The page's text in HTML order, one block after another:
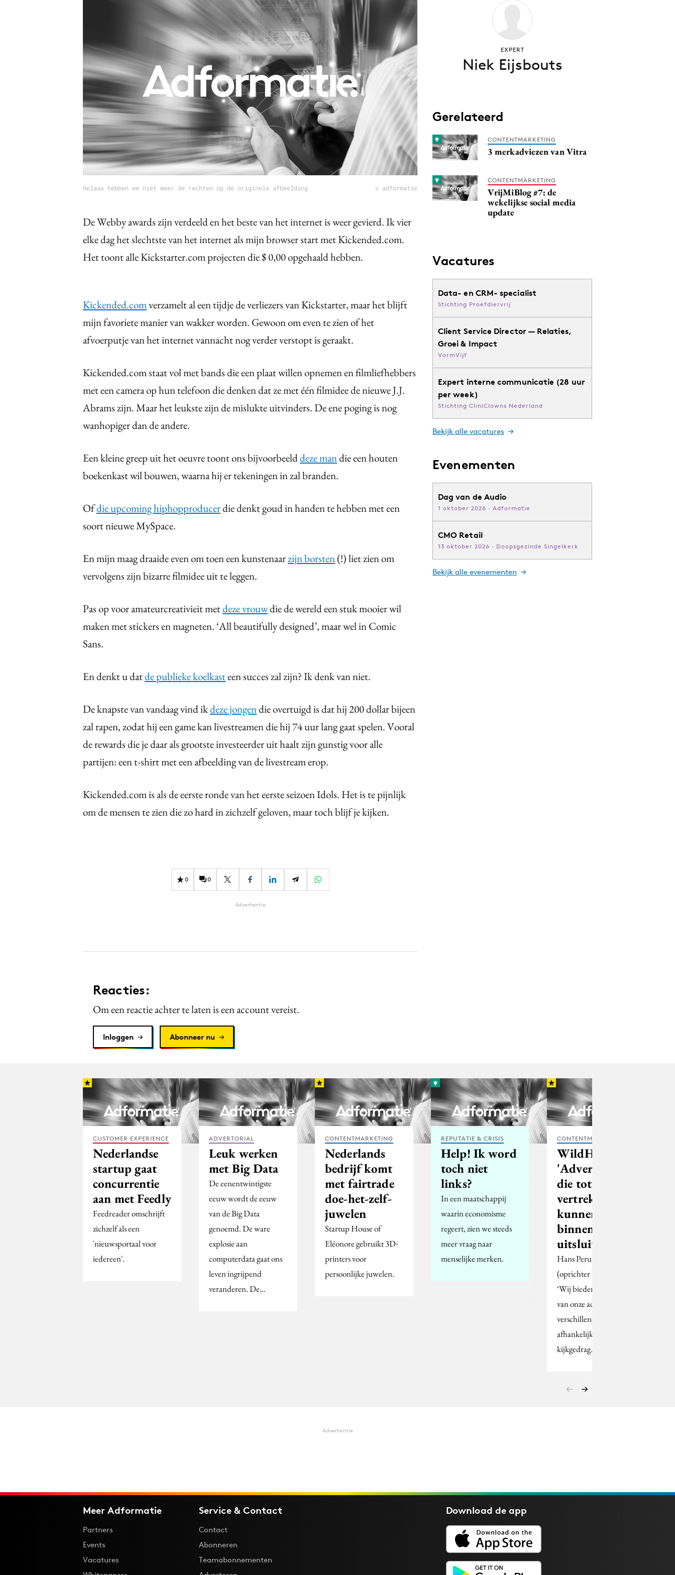
Gedragsverandering
Influencer marketing
Interne communicatie
Purpose Marketing
Reputatie & crisis
Helaas hebben we niet meer de rechten op de originele afbeelding © adformatie
De Webby awards zijn verdeeld en het beste van het internet is weer gevierd. Ik vier
elke dag het slechtste van het internet als mijn browser start met Kickended.com.
Het toont alle Kickstarter.com projecten die $ 0,00 opgehaald hebben.
Kickended.comverzamelt al een tijdje de verliezers van Kickstarter, maar het blijft
mijn favoriete manier van wakker worden. Gewoon om even te zien of het
afvoerputje van het internet vannacht nog verder verstopt is geraakt.
Kickended.com staat vol met bands die een plaat willen opnemen en filmliefhebbers
met een camera op hun telefoon die denken dat ze met één filmidee de nieuwe J.J.
Abrams zijn. Maar het leukste zijn de mislukte uitvinders. De ene poging is nog
wanhopiger dan de andere.
Een kleine greep uit het oeuvre toont ons bijvoorbeelddeze mandie een houten
boekenkast wil bouwen, waarna hij er tekeningen in zal branden.
Ofdie upcoming hiphopproducerdie denkt goud in handen te hebben met een
soort nieuwe MySpace.
En mijn maag draaide even om toen een kunstenaarzijn borsten(!) liet zien om
vervolgens zijn bizarre filmidee uit te leggen.
Pas op voor amateurcreativieit metdeze vrouwdie de wereld een stuk mooier wil
maken met stickers en magneten. ‘All beautifully designed’, maar wel in Comic
Sans.
En denkt u datde publieke koelkasteen succes zal zijn? Ik denk van niet.
De knapste van vandaag vind ikdeze jongendie overtuigd is dat hij 200 dollar bijeen
zal rapen, zodat hij een game kan livestreamen die hij 74 uur lang gaat spelen. Vooral
de rewards die je daar als grootste investeerder uit haalt zijn gunstig voor alle
partijen: een t-shirt met een afbeelding van de livestream erop.
Kickended.com is als de eerste ronde van het eerste seizoen Idols. Het is te pijnlijk
om de mensen te zien die zo hard in zichzelf geloven, maar toch blijf je kijken.
0 0
Advertentie
Reacties:
Om een reactie achter te laten is een account vereist.
Inloggen Abonneer nu
EXPERT
Niek Eijsbouts
Gerelateerd
CONTENTMARKETING
3 merkadviezen van Vitra
CONTENTMARKETING
VrijMiBlog #7: de
wekelijkse social media
update
Vacatures
Data- en CRM- specialist
Stichting Proefdiervrij
Client Service Director — Relaties,
Groei & Impact
VormVijf
Expert interne communicatie (28 uur
per week)
Stichting CliniClowns Nederland
Bekijk alle vacatures
Evenementen
Dag van de Audio
1 oktober 2026 · Adformatie
CMO Retail
13 oktober 2026 · Doopsgezinde Singelkerk
Bekijk alle evenementen
CUSTOMER EXPERIENCE
Nederlandse
startup gaat
concurrentie
aan met Feedly
Feedreader omschrijft
zichzelf als een
'nieuwsportaal voor
iedereen'.
ADVERTORIAL
Leuk werken
met Big Data
De eenentwintigste
eeuw wordt de eeuw
van de Big Data
genoemd. De ware
explosie aan
computerdata gaat ons
leven ingrijpend
veranderen. De…
CONTENTMARKETING
Nederlands
bedrijf komt
met fairtrade
doe-het-zelf-
juwelen
Startup House of
Eléonore gebruikt 3D-
printers voor
persoonlijke juwelen.
REPUTATIE & CRISIS
Help! Ik word
toch niet
links?
In een maatschappij
waarin economisme
regeert, zien we steeds
meer vraag naar
menselijke merken.
CONTENTMARKETING
WildHitz:
'Advertenties
die tot hoog
vertrek leiden,
kunnen wij
binnenkort
uitsluiten'
Hans Perukel
(oprichter WildHitz):
‘Wij bieden kijkers één
van onze achttien
verschillende zenders
afhankelijk van hun
kijkgedrag.’
Advertentie
Meer Adformatie
Partners
Events
Vacatures
Service & Contact
Contact
Abonneren
Teamabonnementen
Download deapp